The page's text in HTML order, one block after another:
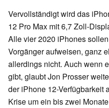
Vervollständigt wird das
12 Pro Max mit 6,7 Zoll-
Alle vier 2020 iPhones
Vorgänger aufweisen, ganz
allerdings nicht. Auch wenn
gibt, glaubt Jon Prosser
der iPhone 12-Verfügbarkeit
Krise um ein bis zwei